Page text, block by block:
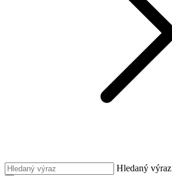
Hledaný výraz